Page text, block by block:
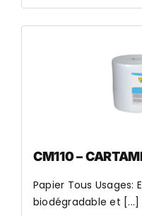
CM110 –
Papier Tous Usages:
biodégradable et [...]